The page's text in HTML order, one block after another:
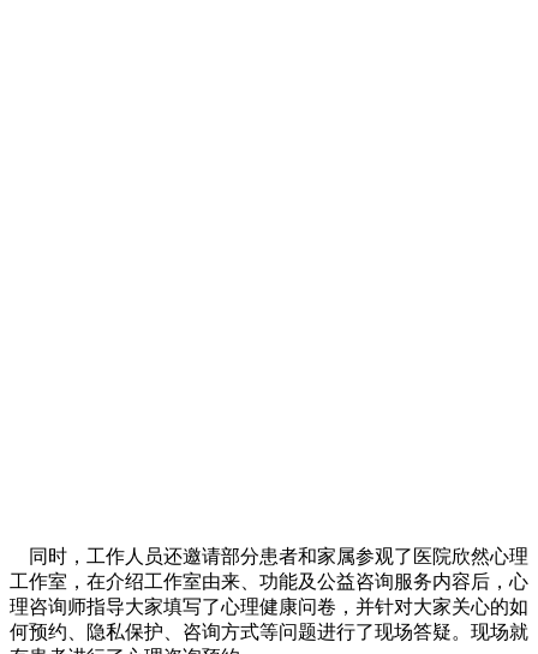
同时，工作人员还邀请部分患者和家属参观了医院欣然心理
工作室，在介绍工作室由来、功能及公益咨询服务内容后，心
理咨询师指导大家填写了心理健康问卷，并针对大家关心的如
何预约、隐私保护、咨询方式等问题进行了现场答疑。现场就